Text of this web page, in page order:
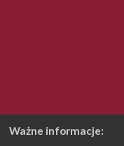
Ważne informacje: